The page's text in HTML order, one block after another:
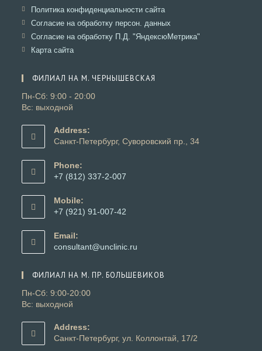
вкладке
в
вкладке
Политика конфиденциальности сайтаОткроется
в
вкладке
Согласие на обработку персон. данных
в
новой
Согласие на обработку П.Д. "ЯндексюМетрика"
Карта сайтаОткроется
вкладке
ФИЛИАЛ НА М. ЧЕРНЫШЕВСКАЯ
Пн-Сб: 9:00 - 20:00
Вс: выходной
Address:
Санкт-Петербург, Суворовский пр., 34
Phone:
+7 (812) 337-2-007
в
вашем
приложении
Mobile:
+7 (921) 91-007-42
в
вашем
Email:
consultant@unclinic.ru
приложении
ФИЛИАЛ НА М. ПР. БОЛЬШЕВИКОВ
Пн-Сб: 9:00-20:00
Вс: выходной
Address:
Санкт-Петербург, ул. Коллонтай, 17/2